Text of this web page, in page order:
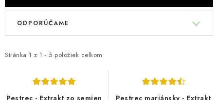
V
i
Stránka 1 z 1 - 5 položiek celkom
R
e
ODPORÚČAME
Pestrec - Extrakt zo semien
Pestrec mariánsky - Extrakt